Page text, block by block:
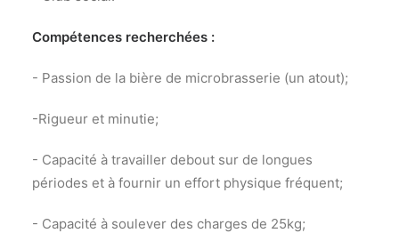
Compétences recherchées :
- Passion de la bière de microbrasserie (un atout);
-Rigueur et minutie;
- Capacité à travailler debout sur de longues
périodes et à fournir un effort physique fréquent;
- Capacité à soulever des charges de 25kg;